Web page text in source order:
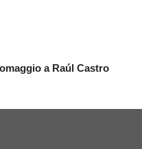
a Raúl Castro